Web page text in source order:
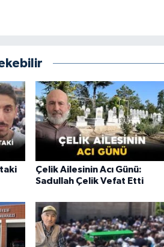
Çelik Ailesinin Acı Günü:
Sadullah Çelik Vefat Etti